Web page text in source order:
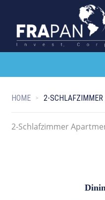
HOME 2-SCHLAFZIMMER
2-Schlafzimmer